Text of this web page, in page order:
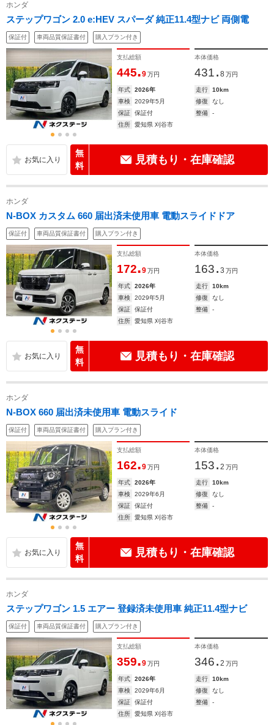
ホンダ
ステップワゴン 2.0 e:HEV スパーダ 純正11.4型ナビ 両側電
保証付 車両品質保証書付 購入プラン付き
支払総額
445.9 万円
本体価格
431. 8 万円
年式 2026年 走行
10km
車検
2029年5月 修復
なし
保証
保証付 整備
-
住所
愛知県 刈谷市
無
料
見積もり・在庫確認
ホンダ
N-BOX カスタム 660 届出済未使用車 電動スライドドア
保証付 車両品質保証書付 購入プラン付き
支払総額
172.9 万円
本体価格
163. 3 万円
年式 2026年 走行
10km
車検
2029年5月 修復
なし
保証
保証付 整備
-
住所
愛知県 刈谷市
無
料
見積もり・在庫確認
ホンダ
N-BOX 660 届出済未使用車 電動スライド
保証付 車両品質保証書付 購入プラン付き
支払総額
162.9 万円
本体価格
153. 2 万円
年式 2026年 走行
10km
車検
2029年6月 修復
なし
保証
保証付 整備
-
住所
愛知県 刈谷市
無
料
見積もり・在庫確認
ホンダ
ステップワゴン 1.5 エアー 登録済未使用車 純正11.4型ナビ
保証付 車両品質保証書付 購入プラン付き
支払総額
359.9 万円
本体価格
346. 2 万円
年式 2026年 走行
10km
車検
2029年6月 修復
なし
保証
保証付 整備
-
住所
愛知県 刈谷市